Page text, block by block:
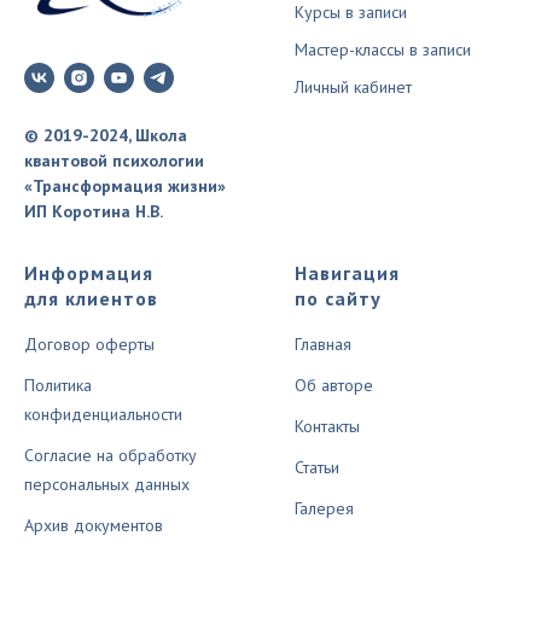
© 2019-2024, Школа
квантовой психологии
«Трансформация жизни»
ИП Коротина Н.В.
Курсы в записи
Мастер-классы в записи
Личный кабинет
Информация
для клиентов
Договор оферты
Политика
конфиденциальности
Согласие на обработку
персональных данных
Архив документов
Навигация
по сайту
Главная
Об авторе
Контакты
Статьи
Галерея